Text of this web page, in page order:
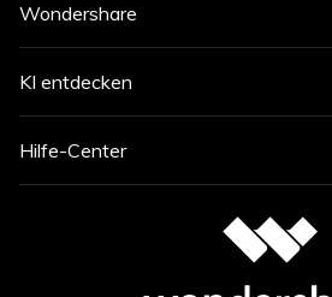
Wondershare
KI entdecken
Hilfe-Center